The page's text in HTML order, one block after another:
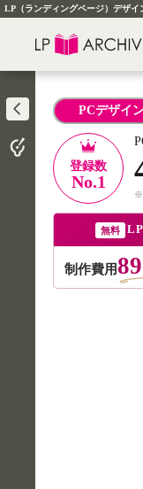
LP（ランディングページ）デザイ
PCデザイ
登録数
No.1
※
無料
制作費用